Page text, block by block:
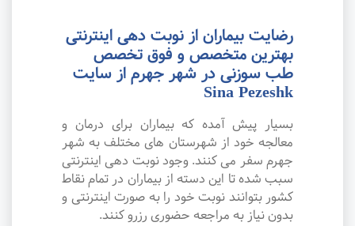
رضایت بیماران از نوبت دهی اینترنتی
بهترین متخصص و فوق تخصص
طب سوزنی در شهر جهرم از سایت
Sina Pezeshk
بسیار پیش آمده که بیماران برای درمان و
معالجه خود از شهرستان های مختلف به شهر
جهرم سفر می کنند. وجود نوبت دهی اینترنتی
سبب شده تا این دسته از بیماران در تمام نقاط
کشور بتوانند نوبت خود را به صورت اینترنتی و
بدون نیاز به مراجعه حضوری رزرو کنند.